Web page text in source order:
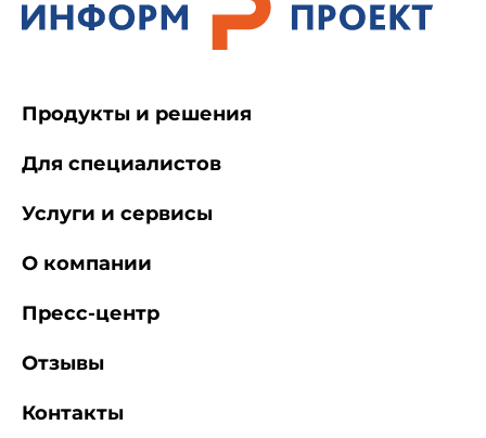
Продукты и решения
Для специалистов
Услуги и сервисы
О компании
Пресс-центр
Отзывы
Контакты